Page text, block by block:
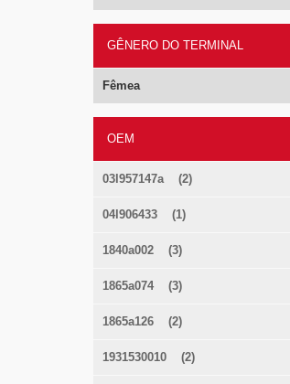
GÊNERO DO TERMINAL
Fêmea
OEM
03l957147a (2)
04l906433 (1)
1840a002 (3)
1865a074 (3)
1865a126 (2)
1931530010 (2)